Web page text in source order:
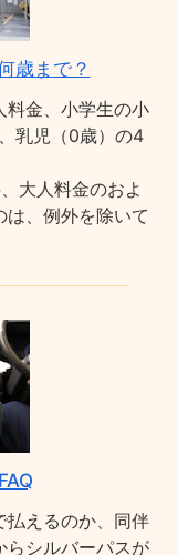
歳まで？
料金、小学生の小
乳児（0歳）の4
大人料金のおよ
、例外を除いて
払えるのか、同伴
らシルバーパスが